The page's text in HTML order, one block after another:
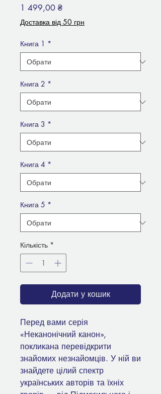
1 499,00 ₴Ціна
Доставка від 50 грн
Книга 1 *
Книга 2 *
Книга 3 *
Книга 4 *
Книга 5 *
Кількість *
Додати у кошик
Перед вами серія
«Неканонічний канон»,
покликана перевідкрити
знайомих незнайомців. У ній ви
знайдете цілий спектр
українських авторів та їхніх